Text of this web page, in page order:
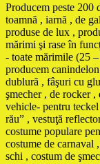
Producem peste 200
toamnă , iarnă , de
produse de lux ,
mărimi şi rase în
- toate mărimile (25
producem
dublură , fâşuri cu
şmecher , de rocker
vehicle- pentru
rău” , vestuţă
costume populare
costume de carnaval
schi , costum de